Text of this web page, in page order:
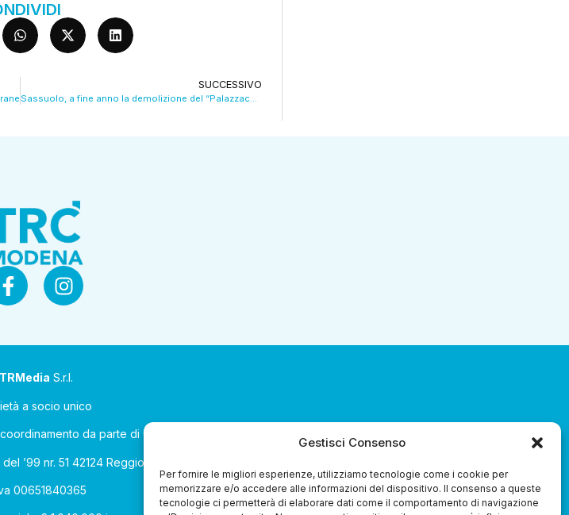
Gestisci Consenso
Per fornire le migliori esperienze, utilizziamo tecnologie come i cookie per
memorizzare e/o accedere alle informazioni del dispositivo. Il consenso a queste
tecnologie ci permetterà di elaborare dati come il comportamento di navigazione
SUCCESSIVO
TRMedia S.r.l.
a socio unico
da parte di Coop Alleanza 3.0 Soc. Coop.
’99 nr. 51 42124 Reggio Emilia (RE)
00651840365